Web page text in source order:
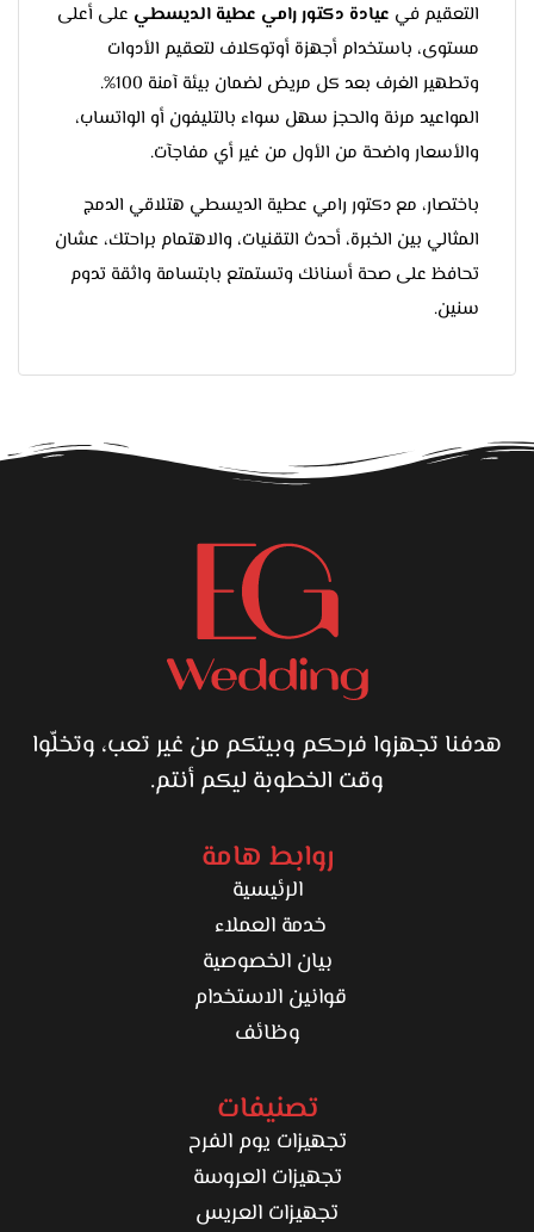
التعقيم في عيادة دكتور رامي عطية الديسطي على أعلى
مستوى، باستخدام أجهزة أوتوكلاف لتعقيم الأدوات
وتطهير الغرف بعد كل مريض لضمان بيئة آمنة 100%.
المواعيد مرنة والحجز سهل سواء بالتليفون أو الواتساب،
والأسعار واضحة من الأول من غير أي مفاجآت.
باختصار، مع دكتور رامي عطية الديسطي هتلاقي الدمج
المثالي بين الخبرة، أحدث التقنيات، والاهتمام براحتك، عشان
تحافظ على صحة أسنانك وتستمتع بابتسامة واثقة تدوم
سنين.
هدفنا تجهزوا فرحكم وبيتكم من غير تعب، وتخلّوا
وقت الخطوبة ليكم أنتم.
روابط هامة
الرئيسية
خدمة العملاء
بيان الخصوصية
قوانين الاستخدام
وظائف
تصنيفات
تجهيزات يوم الفرح
تجهيزات العروسة
تجهيزات العريس